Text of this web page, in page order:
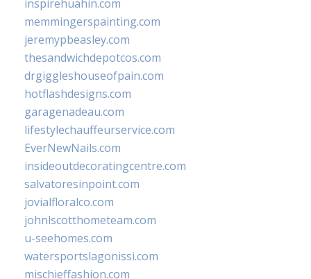
inspirehuahin.com
memmingerspainting.com
jeremypbeasley.com
thesandwichdepotcos.com
drgiggleshouseofpain.com
hotflashdesigns.com
garagenadeau.com
lifestylechauffeurservice.com
EverNewNails.com
insideoutdecoratingcentre.com
salvatoresinpoint.com
jovialfloralco.com
johnlscotthometeam.com
u-seehomes.com
watersportslagonissi.com
mischieffashion.com